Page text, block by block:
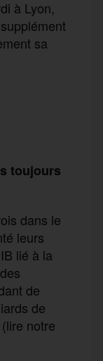
à Lyon,
sa
toujours
dans le
leurs
lié à la
de
de
notre